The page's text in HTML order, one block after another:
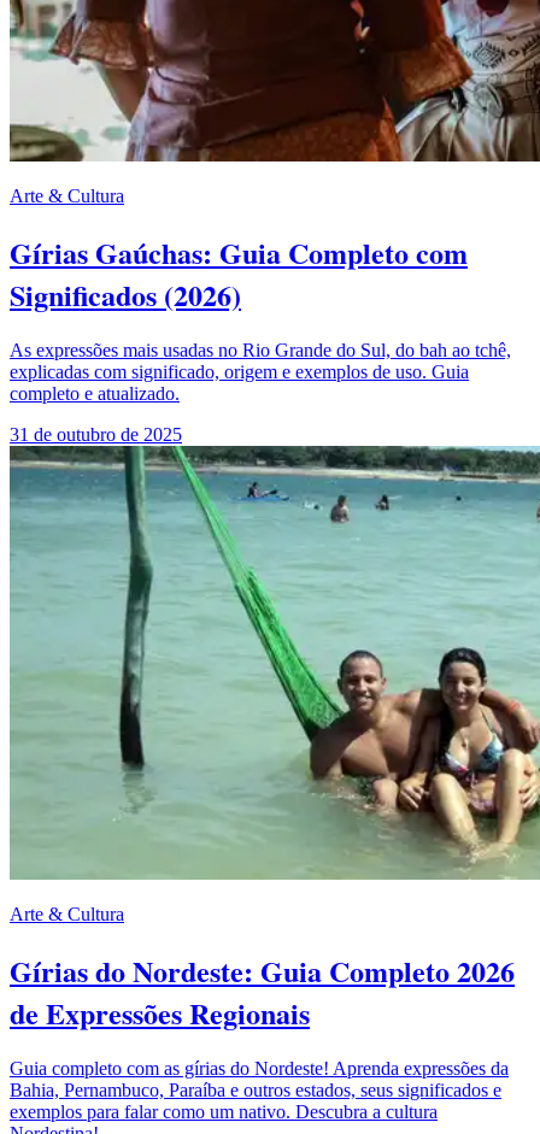
Arte & Cultura
Gírias Gaúchas: Guia Completo com
Significados (2026)
As expressões mais usadas no Rio Grande do Sul, do bah ao tchê,
explicadas com significado, origem e exemplos de uso. Guia
completo e atualizado.
31 de outubro de 2025
Arte & Cultura
Gírias do Nordeste: Guia Completo 2026
de Expressões Regionais
Guia completo com as gírias do Nordeste! Aprenda expressões da
Bahia, Pernambuco, Paraíba e outros estados, seus significados e
exemplos para falar como um nativo. Descubra a cultura